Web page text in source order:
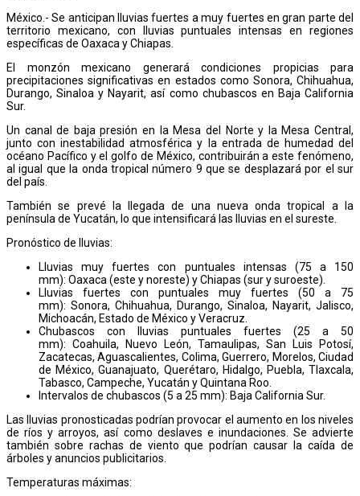
México.- Se anticipan lluvias fuertes a muy fuertes en gran parte del
territorio mexicano, con lluvias puntuales intensas en regiones
específicas de Oaxaca y Chiapas.
El monzón mexicano generará condiciones propicias para
precipitaciones significativas en estados como Sonora, Chihuahua,
Durango, Sinaloa y Nayarit, así como chubascos en Baja California
Sur.
Un canal de baja presión en la Mesa del Norte y la Mesa Central,
junto con inestabilidad atmosférica y la entrada de humedad del
océano Pacífico y el golfo de México, contribuirán a este fenómeno,
al igual que la onda tropical número 9 que se desplazará por el sur
del país.
También se prevé la llegada de una nueva onda tropical a la
península de Yucatán, lo que intensificará las lluvias en el sureste.
Pronóstico de lluvias:
Lluvias muy fuertes con puntuales intensas (75 a 150
mm): Oaxaca (este y noreste) y Chiapas (sur y suroeste).
Lluvias fuertes con puntuales muy fuertes (50 a 75
mm): Sonora, Chihuahua, Durango, Sinaloa, Nayarit, Jalisco,
Michoacán, Estado de México y Veracruz.
Chubascos con lluvias puntuales fuertes (25 a 50
mm): Coahuila, Nuevo León, Tamaulipas, San Luis Potosí,
Zacatecas, Aguascalientes, Colima, Guerrero, Morelos, Ciudad
de México, Guanajuato, Querétaro, Hidalgo, Puebla, Tlaxcala,
Tabasco, Campeche, Yucatán y Quintana Roo.
Intervalos de chubascos (5 a 25 mm): Baja California Sur.
Las lluvias pronosticadas podrían provocar el aumento en los niveles
de ríos y arroyos, así como deslaves e inundaciones. Se advierte
también sobre rachas de viento que podrían causar la caída de
árboles y anuncios publicitarios.
Temperaturas máximas: